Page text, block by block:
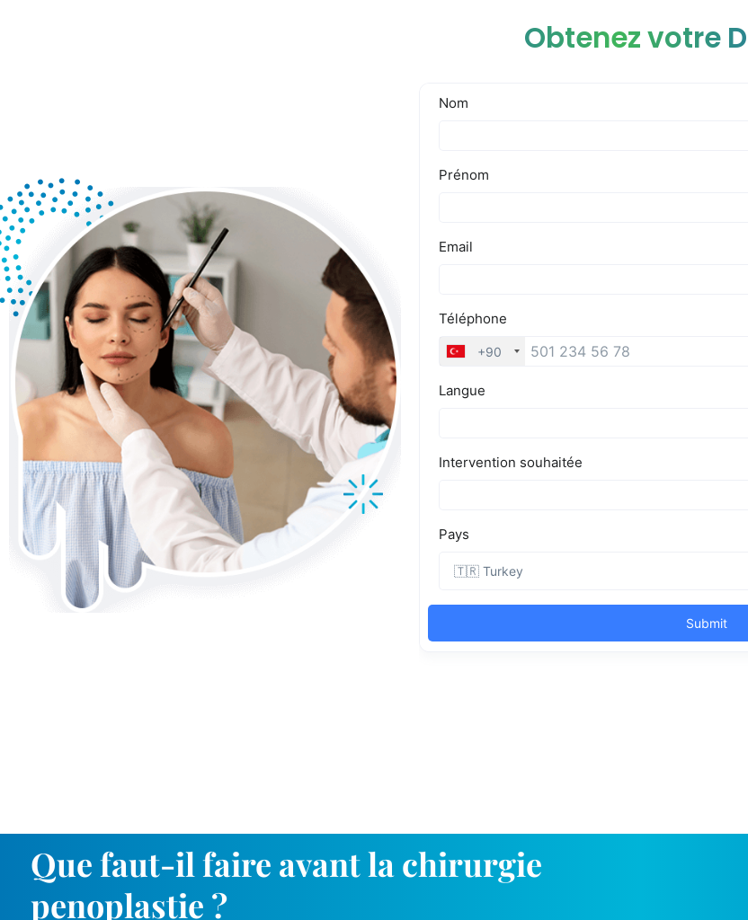
Obtenez votre
Que faut-il faire avant la chirurgie
penoplastie ?